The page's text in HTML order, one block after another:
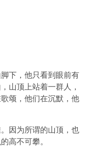
下，他只看到眼前有
山顶上站着一群人，
颂，他们在沉默，他
因为所谓的山顶，也
高不可攀。